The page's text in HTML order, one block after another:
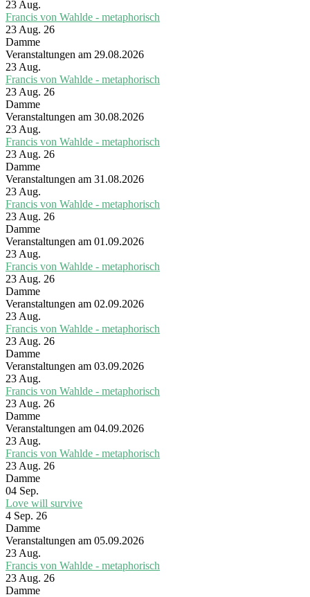
23 Aug.
Francis von Wahlde - metaphorisch
23 Aug. 26
Damme
Veranstaltungen am 29.08.2026
23 Aug.
Francis von Wahlde - metaphorisch
23 Aug. 26
Damme
Veranstaltungen am 30.08.2026
23 Aug.
Francis von Wahlde - metaphorisch
23 Aug. 26
Damme
Veranstaltungen am 31.08.2026
23 Aug.
Francis von Wahlde - metaphorisch
23 Aug. 26
Damme
Veranstaltungen am 01.09.2026
23 Aug.
Francis von Wahlde - metaphorisch
23 Aug. 26
Damme
Veranstaltungen am 02.09.2026
23 Aug.
Francis von Wahlde - metaphorisch
23 Aug. 26
Damme
Veranstaltungen am 03.09.2026
23 Aug.
Francis von Wahlde - metaphorisch
23 Aug. 26
Damme
Veranstaltungen am 04.09.2026
23 Aug.
Francis von Wahlde - metaphorisch
23 Aug. 26
Damme
04 Sep.
Love will survive
4 Sep. 26
Damme
Veranstaltungen am 05.09.2026
23 Aug.
Francis von Wahlde - metaphorisch
23 Aug. 26
Damme